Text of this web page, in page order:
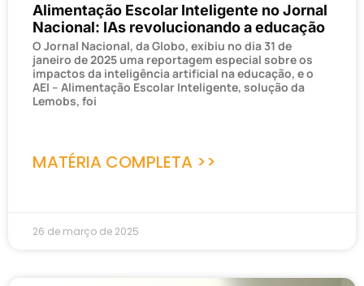
Alimentação Escolar Inteligente no Jornal
Nacional: IAs revolucionando a educação
O Jornal Nacional, da Globo, exibiu no dia 31 de
janeiro de 2025 uma reportagem especial sobre os
impactos da inteligência artificial na educação, e o
AEI – Alimentação Escolar Inteligente, solução da
Lemobs, foi
MATÉRIA COMPLETA >>
26 de março de 2025